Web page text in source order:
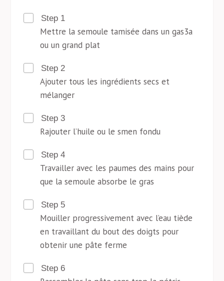
Step 1
Mettre la semoule tamisée dans un gas3a
ou un grand plat
Step 2
Ajouter tous les ingrédients secs et
mélanger
Step 3
Rajouter l’huile ou le smen fondu
Step 4
Travailler avec les paumes des mains pour
que la semoule absorbe le gras
Step 5
Mouiller progressivement avec l’eau tiède
en travaillant du bout des doigts pour
obtenir une pâte ferme
Step 6